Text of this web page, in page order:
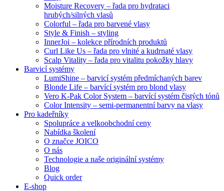
Moisture Recovery – řada pro hydrataci
hrubých/silných vlasů
Colorful – řada pro barvené vlasy
Style & Finish – styling
InnerJoi – kolekce přírodních produktů
Curl Like Us – řada pro vlnité a kudrnaté vlasy
Scalp Vitality – řada pro vitalitu pokožky hlavy
Barvicí systémy
LumiShine – barvicí systém předmíchaných barev
Blonde Life – barvící systém pro blond vlasy
Vero K-Pak Color System – barvící systém čistých tónů
Color Intensity – semi-permanentní barvy na vlasy
Pro kadeřníky
Spolupráce a velkoobchodní ceny
Nabídka školení
O značce JOICO
O nás
Technologie a naše originální systémy
Blog
Quick order
E-shop